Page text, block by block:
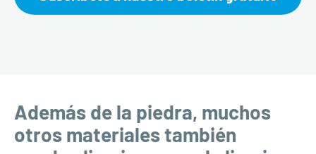
Además de la piedra, muchos
otros materiales también